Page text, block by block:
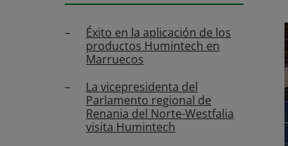
Éxito en la aplicación de los
productos Humintech en
Marruecos
La vicepresidenta del
Parlamento regional de
Renania del Norte-Westfalia
visita Humintech